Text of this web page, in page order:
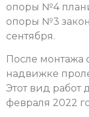
опоры №4
опоры №3
сентября.
После монтажа
надвижке
Этот вид работ
февраля 2022